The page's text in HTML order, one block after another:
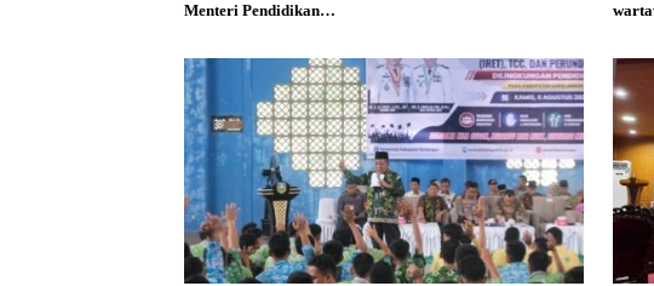
Menteri Pendidikan…